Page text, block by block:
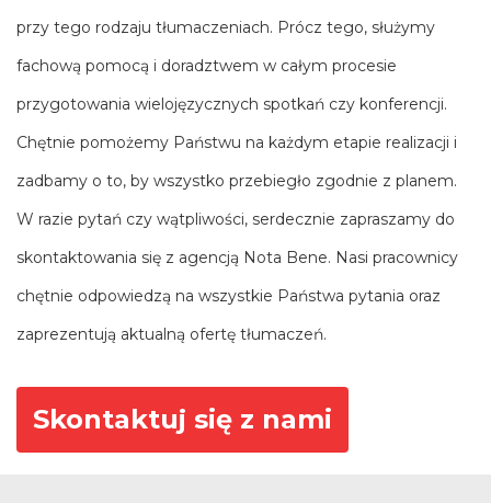
przy tego rodzaju tłumaczeniach. Prócz tego, służymy
fachową pomocą i doradztwem w całym procesie
przygotowania wielojęzycznych spotkań czy konferencji.
Chętnie pomożemy Państwu na każdym etapie realizacji i
zadbamy o to, by wszystko przebiegło zgodnie z planem.
W razie pytań czy wątpliwości, serdecznie zapraszamy do
skontaktowania się z agencją Nota Bene. Nasi pracownicy
chętnie odpowiedzą na wszystkie Państwa pytania oraz
zaprezentują aktualną ofertę tłumaczeń.
Skontaktuj się z nami